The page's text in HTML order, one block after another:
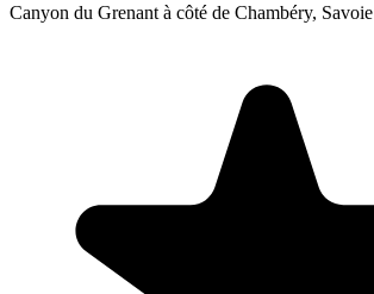
Canyon du Grenant à côté de Chambéry, Savoie